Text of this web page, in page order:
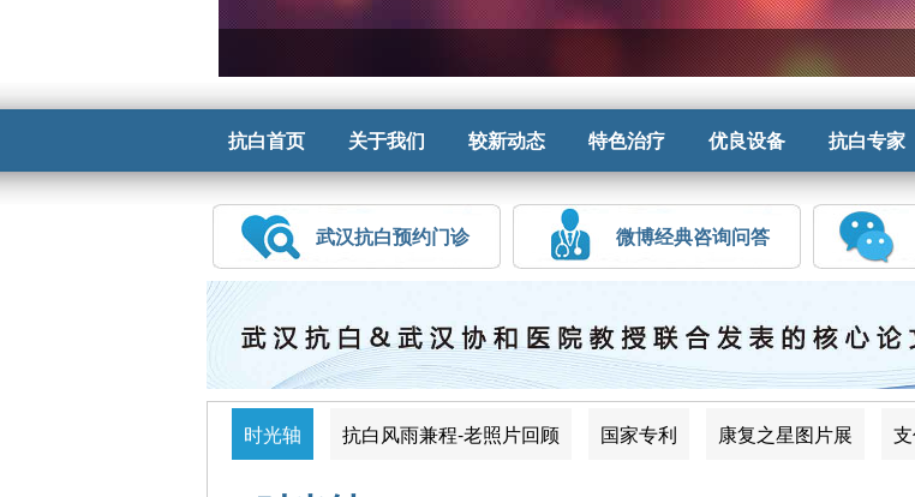
抗白首页 关于我们 较新动态 特色治疗 优良设备 抗白专家
武汉抗白预约门诊 微博经典咨询问答